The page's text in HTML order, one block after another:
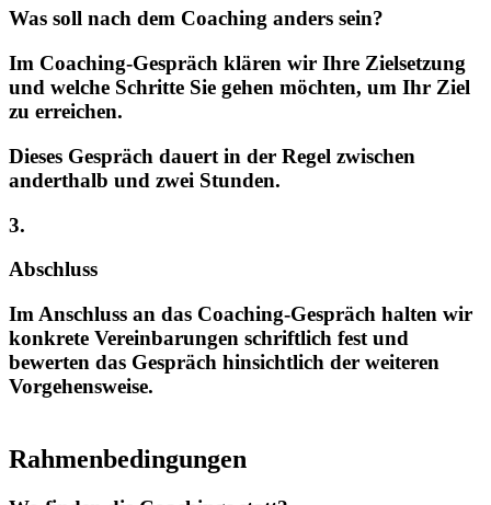
Was soll nach dem Coaching anders sein?
Im Coaching-Gespräch klären wir Ihre Zielsetzung
und welche Schritte Sie gehen möchten, um Ihr Ziel
zu erreichen.
Dieses Gespräch dauert in der Regel zwischen
anderthalb und zwei Stunden.
3.
Abschluss
Im Anschluss an das Coaching-Gespräch halten wir
konkrete Vereinbarungen schriftlich fest und
bewerten das Gespräch hinsichtlich der weiteren
Vorgehensweise.
Rahmenbedingungen